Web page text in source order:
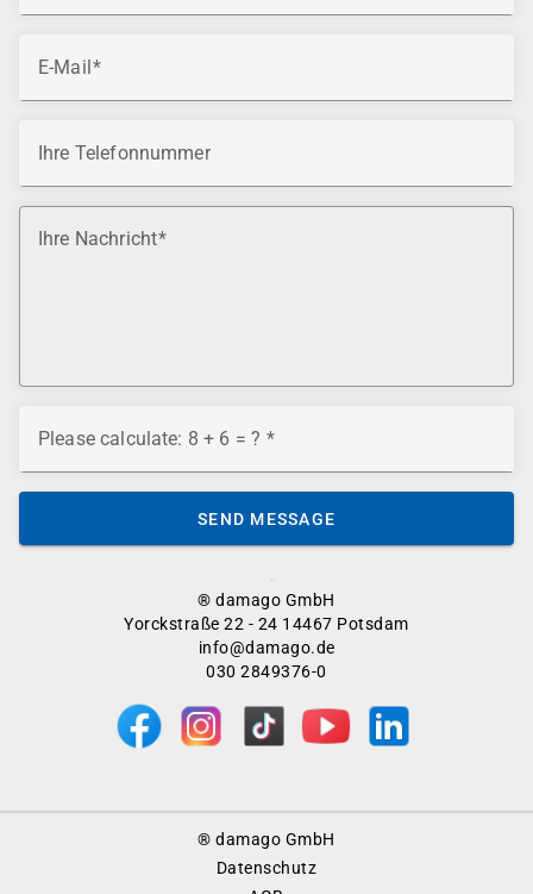
® damago GmbH
Yorckstraße 22 - 24 14467 Potsdam
info@damago.de
030 2849376-0
E-Mail
Ihre Telefonnummer
Ihre Nachricht
Please calculate: 8 + 6 = ?
SEND MESSAGE
® damago GmbH
Datenschutz